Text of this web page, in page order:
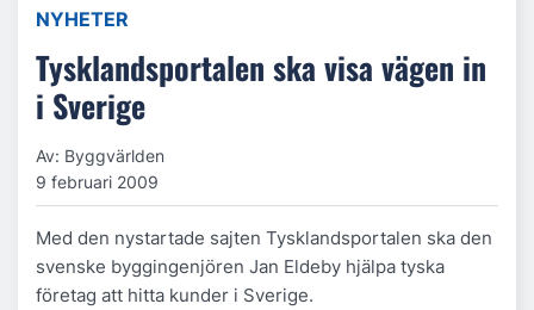
NYHETER
Tysklandsportalen ska visa vägen in
i Sverige
Av: Byggvärlden
9 februari 2009
Med den nystartade sajten Tysklandsportalen ska den
svenske byggingenjören Jan Eldeby hjälpa tyska
företag att hitta kunder i Sverige.